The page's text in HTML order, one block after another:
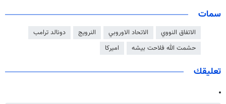
سمات
الاتفاق النووي الاتحاد الاوروبي النرويج
دونالد ترامب
حشمت الله فلاحت بيشه
اميركا
تعليقك